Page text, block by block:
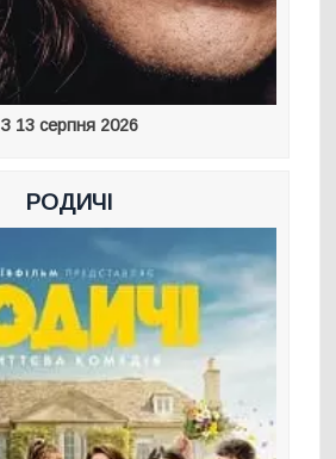
З 13 серпня 2026
РОДИЧІ